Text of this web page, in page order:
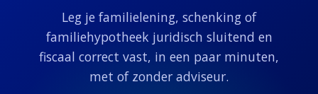
Leg je familielening, schenking of
familiehypotheek juridisch sluitend en
fiscaal correct vast, in een paar minuten,
met of zonder adviseur.